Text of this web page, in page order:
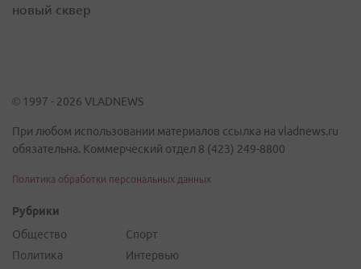
новый сквер
© 1997 - 2026 VLADNEWS
При любом использовании материалов ссылка на vladnews.ru
обязательна. Коммерческий отдел 8 (423) 249-8800
Политика обработки персональных данных
Рубрики
Общество
Политика
Спорт
Интервью